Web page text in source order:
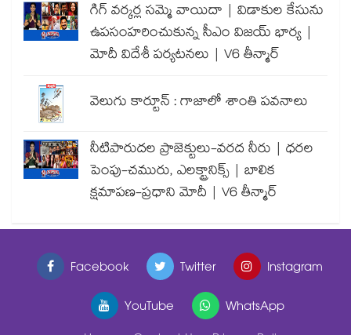
గిగ్ వర్కర్ల సమ్మె వాయిదా | విడాకుల కేసును
ఉపసంహరించుకున్న సీఎం విజయ్ భార్య |
మోదీ విదేశీ పర్యటనలు | V6 తీన్మార్
వెలుగు కార్టూన్ : గాజాలో శాంతి పవనాలు
నీటిపారుదల ప్రాజెక్టులు-వరద నీరు | ధరల
పెంపు-చమురు, ఎలక్ట్రానిక్స్ | బాలిక
క్షమాపణ-ప్రధాని మోదీ | V6 తీన్మార్
Facebook Twitter
Instagram
YouTube
WhatsApp